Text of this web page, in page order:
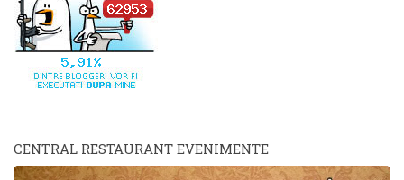
CENTRAL RESTAURANT EVENIMENTE